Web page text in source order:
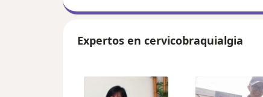
Expertos en cervicobraquialgia